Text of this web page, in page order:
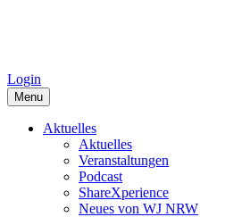
Login
Menu
Aktuelles
Aktuelles
Veranstaltungen
Podcast
ShareXperience
Neues von WJ NRW